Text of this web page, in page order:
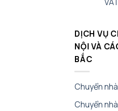
DỊCH VỤ
NỘI VÀ
BẮC
Chuyển
Chuyển